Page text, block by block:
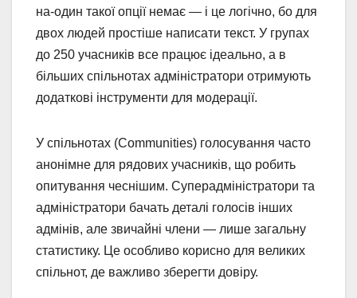
на-один такої опції немає — і це логічно, бо для
двох людей простіше написати текст. У групах
до 250 учасників все працює ідеально, а в
більших спільнотах адміністратори отримують
додаткові інструменти для модерації.
У спільнотах (Communities) голосування часто
анонімне для рядових учасників, що робить
опитування чеснішим. Суперадміністратори та
адміністратори бачать деталі голосів інших
адмінів, але звичайні члени — лише загальну
статистику. Це особливо корисно для великих
спільнот, де важливо зберегти довіру.